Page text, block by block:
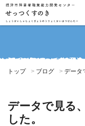
トップ ブログ データ
データで見る
した。